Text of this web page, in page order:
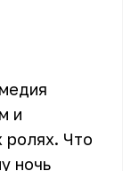
и
ролях. Что
ночь